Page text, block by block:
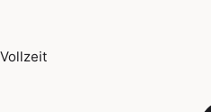
Vollzeit